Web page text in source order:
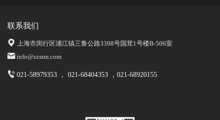
联系我们
上海市闵行区浦江镇三鲁公路3398号国茸1号楼B-506室
info@zzsrm.com
021-58979353 ， 021-68404353 ，021-68920155